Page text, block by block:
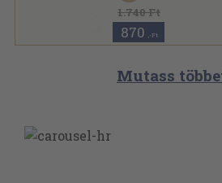
Karl Marx és Friedrich
1.740 Ft
870 ,-Ft
Mutass